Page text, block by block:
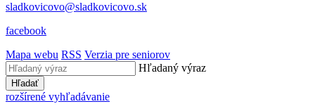
sladkovicovo@sladkovicovo.sk
facebook
Mapa webu RSS Verzia pre seniorov
Hľadaný výraz
Hľadať
rozšírené vyhľadávanie